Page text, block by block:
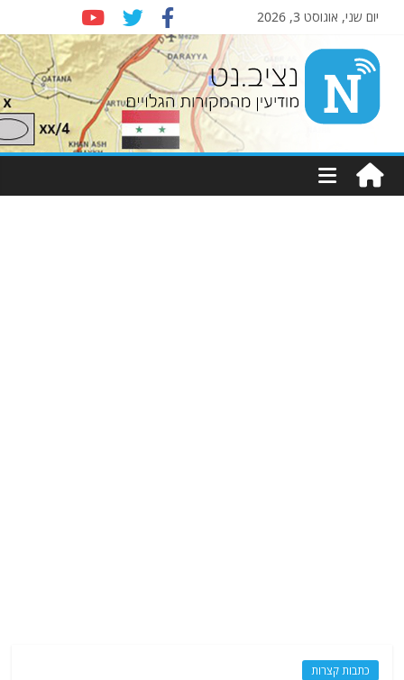
יום שני, אוגוסט 3, 2026
Nziv.net
מודיעין
מהמקורות
כתבות קצרות